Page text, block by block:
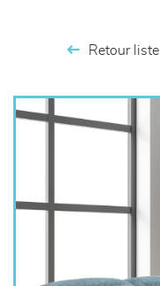
décoration
Retour liste